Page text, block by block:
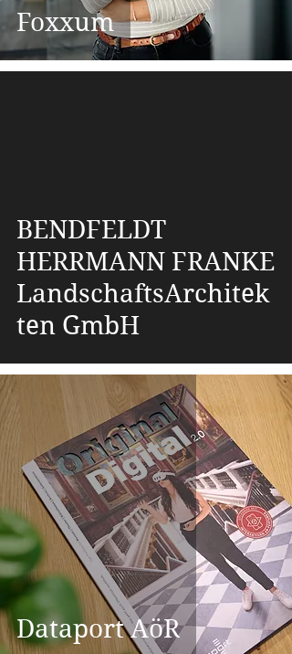
Foxxum
BENDFELDT
HERRMANN FRANKE
LandschaftsArchitek
ten GmbH
Dataport AöR